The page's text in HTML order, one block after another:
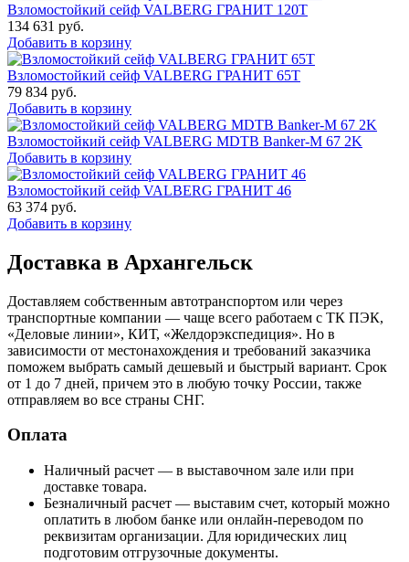
Взломостойкий сейф VALBERG ГРАНИТ 120Т
134 631 руб.
Добавить в корзину
Взломостойкий сейф VALBERG ГРАНИТ 65Т
79 834 руб.
Добавить в корзину
Взломостойкий сейф VALBERG MDTB Banker-M 67 2K
Добавить в корзину
Взломостойкий сейф VALBERG ГРАНИТ 46
63 374 руб.
Добавить в корзину
Доставка в Архангельск
Доставляем собственным автотранспортом или через
транспортные компании — чаще всего работаем с ТК ПЭК,
«Деловые линии», КИТ, «Желдорэкспедиция». Но в
зависимости от местонахождения и требований заказчика
поможем выбрать самый дешевый и быстрый вариант. Срок
от 1 до 7 дней, причем это в любую точку России, также
отправляем во все страны СНГ.
Оплата
Наличный расчет — в выставочном зале или при
доставке товара.
Безналичный расчет — выставим счет, который можно
оплатить в любом банке или онлайн-переводом по
реквизитам организации. Для юридических лиц
подготовим отгрузочные документы.